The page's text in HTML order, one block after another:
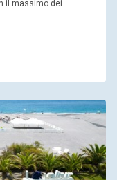
il massimo dei